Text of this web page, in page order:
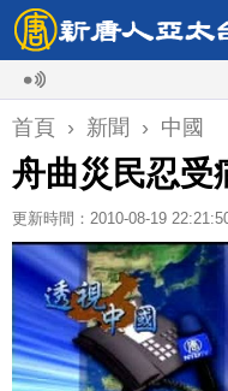
首頁 › 新聞 › 中國
舟曲災民忍受
更新時間：2010-08-19